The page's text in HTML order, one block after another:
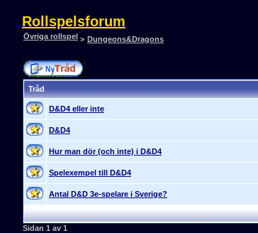
Rollspelsforum
Övriga rollspel > Dungeons&Dragons
Tråd
D&D4 eller inte
D&D4
Hur man dör (och inte) i D&D4
Spelexempel till D&D4
Antal D&D 3e-spelare i Sverige?
Sidan 1 av 1